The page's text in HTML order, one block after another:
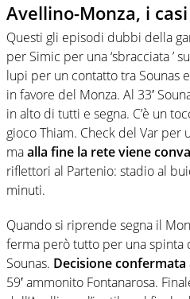
Avellino-Monza, i
Questi gli episodi dubbi della
per Simic per una ‘sbracciata ’
lupi per un contatto tra Sounas
in favore del Monza. Al 33′
in alto di tutti e segna. C’è un
gioco Thiam. Check del Var per
maalla fine la rete viene
riflettori al Partenio: stadio al
minuti.
Quando si riprende segna il
ferma però tutto per una spinta
Sounas. Decisione confermata
59′ ammonito Fontanarosa.